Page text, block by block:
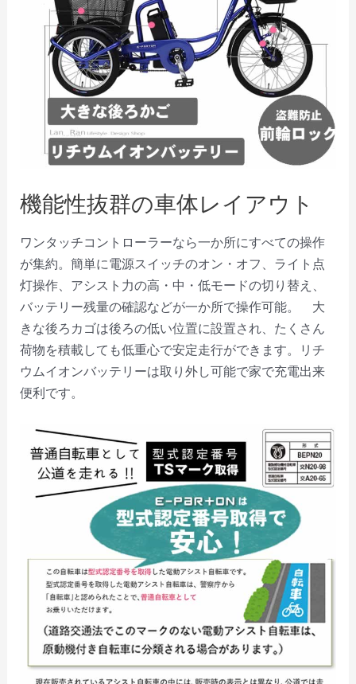
i
d
e
機能性抜群の車体レイアウト
ワンタッチコントローラーなら一か所にすべての操作
が集約。簡単に電源スイッチのオン・オフ、ライト点
灯操作、アシスト力の高・中・低モードの切り替え、
バッテリー残量の確認などが一か所で操作可能。 大
きな後ろカゴは後ろの低い位置に設置され、たくさん
荷物を積載しても低重心で安定走行ができます。リチ
ウムイオンバッテリーは取り外し可能で家で充電出来
便利です。